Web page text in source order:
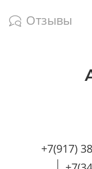
Отзывы
+7(917)